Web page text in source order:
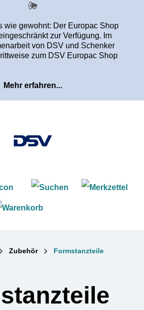
wie gewohnt: Der Europac Shop
zur Verfügung. Im
von DSV und Schenker
zum DSV Europac Shop
Mehr erfahren...
Zubehör Formstanzteile